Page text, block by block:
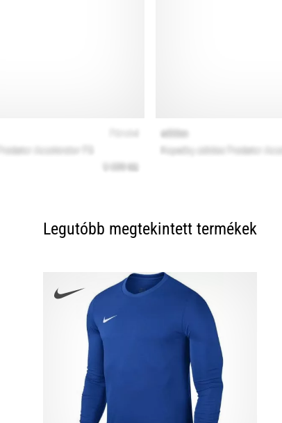
Legutóbb megtekintett termékek